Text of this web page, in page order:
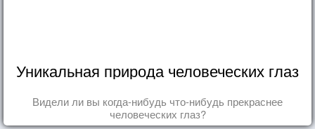
Уникальная природа человеческих глаз
Видели ли вы когда-нибудь что-нибудь прекраснее
человеческих глаз?